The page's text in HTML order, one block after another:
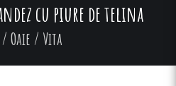
cu piure de telina
/ Oaie / Vita